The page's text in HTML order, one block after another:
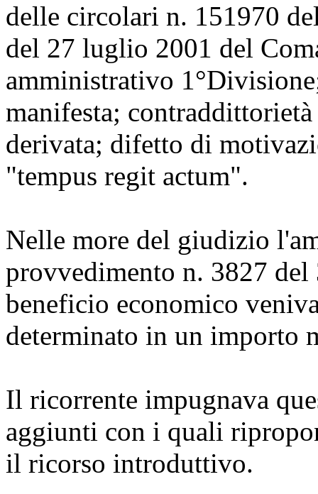
delle circolari n. 151970
del 27 luglio 2001 del
amministrativo
manifesta;
derivata; difetto di
"tempus regit actum".
Nelle more del giudizio
provvedimento n. 3827
beneficio economico
determinato in un importo
Il ricorrente impugnava
aggiunti con i quali
il ricorso introduttivo.